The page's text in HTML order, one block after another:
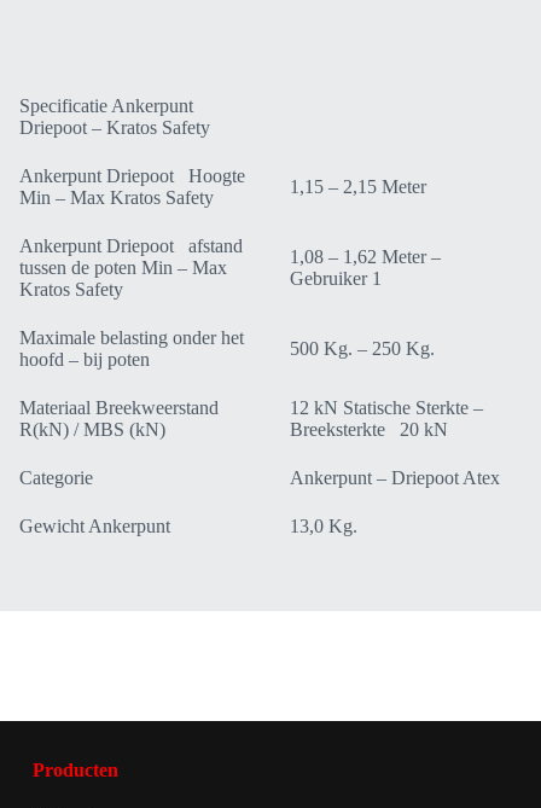
Specificatie Ankerpunt
Driepoot – Kratos Safety
Ankerpunt Driepoot Hoogte
Min – Max Kratos Safety
1,15 – 2,15 Meter
Ankerpunt Driepoot afstand
tussen de poten Min – Max
Kratos Safety
1,08 – 1,62 Meter –
Gebruiker 1
Maximale belasting onder het
hoofd – bij poten
500 Kg. – 250 Kg.
Materiaal Breekweerstand
R(kN) / MBS (kN)
12 kN Statische Sterkte –
Breeksterkte 20 kN
Categorie Ankerpunt – Driepoot Atex
Gewicht Ankerpunt 13,0 Kg.
Producten